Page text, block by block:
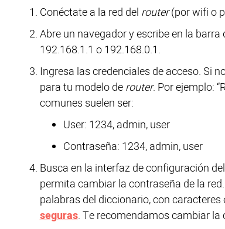
Conéctate a la red del router(por wifi o
Abre un navegador y escribe en la
192.168.1.1 o 192.168.0.1.
Ingresa las credenciales de acceso. Si
para tu modelo derouter. Por ejemplo:
comunes suelen ser:
User: 1234, admin, user
Contraseña: 1234, admin, user
Busca en la interfaz de configuración del
permita cambiar la contraseña de la
palabras del diccionario, con
seguras. Te recomendamos cambiar